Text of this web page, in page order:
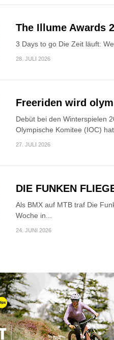
The Illume Awards
3 Days to go Die Zeit läuft:
28. JULI 2026
Freeriden wird
Debüt bei den Winterspielen
Olympische Komitee (IOC)
27. JULI 2026
DIE FUNKEN
Als BMX auf MTB traf Die
Woche in...
24. JUNI 2026